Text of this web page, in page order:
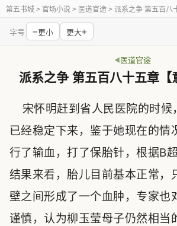
第五书城 > 官场小说 > 医道官途 > 派系之争 第五百八
字号 −更小 更大+
医道官途
派系之争 第五百八十五章【
宋怀明赶到省人民医院的时候
已经稳定下来，鉴于她现在的情
行了输血，打了保胎针，根据B
结果来看，胎儿目前基本正常，
壁之间形成了一个血肿，专家也
谨慎，认为柳玉莹母子仍然相当